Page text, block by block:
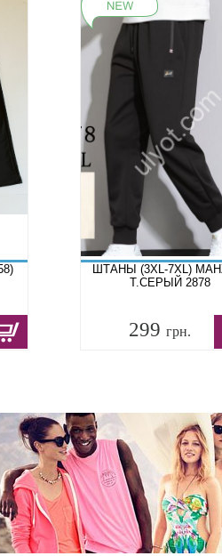
ШТАНЫ (3XL-7XL)
Т.СЕРЫЙ 2878
299 грн.